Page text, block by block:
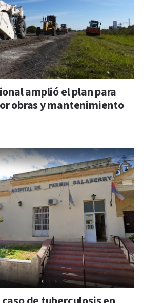
amplió el plan para
obras y mantenimiento